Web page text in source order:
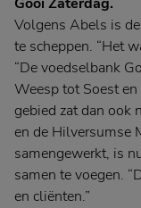
Volgens Abels is
te scheppen. “Het
“De voedselbank
Weesp tot Soest
gebied zat dan ook
en de Hilversumse
samengewerkt, is
samen te voegen.
en cliënten.”